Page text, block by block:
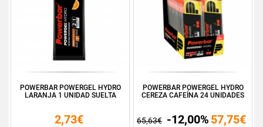
POWERBAR POWERGEL HYDRO
LARANJA 1 UNIDAD SUELTA
2,73€
POWERBAR POWERGEL HYDRO
CEREZA CAFEÍNA 24 UNIDADES
65,63€ -12,00% 57,75€